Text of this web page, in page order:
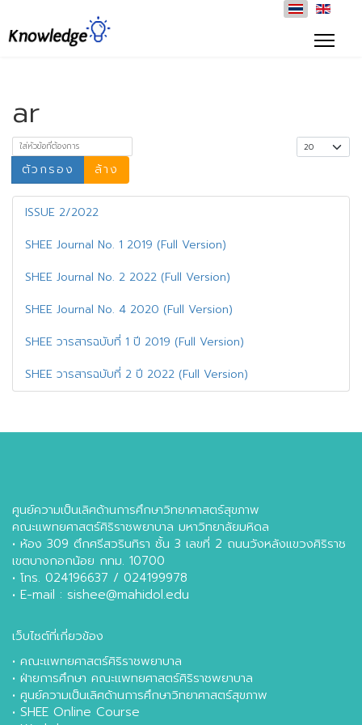
ar
ใส่หัวข้อที่ต้องการ
ตัวกรอง
ล้าง
แสดง #
ISSUE 2/2022
SHEE Journal No. 1 2019 (Full Version)
SHEE Journal No. 2 2022 (Full Version)
SHEE Journal No. 4 2020 (Full Version)
SHEE วารสารฉบับที่ 1 ปี 2019 (Full Version)
SHEE วารสารฉบับที่ 2 ปี 2022 (Full Version)
ศูนย์ความเป็นเลิศด้านการศึกษาวิทยาศาสตร์สุขภาพ
คณะแพทยศาสตร์ศิริราชพยาบาล มหาวิทยาลัยมหิดล
• ห้อง 309 ตึกศรีสวรินทิรา ชั้น 3 เลขที่ 2 ถนนวังหลังแขวงศิริราช
เขตบางกอกน้อย กทม. 10700
• โทร. 024196637 / 024199978
• E-mail : sishee@mahidol.edu
เว็บไซต์ที่เกี่ยวข้อง
• คณะแพทยศาสตร์ศิริราชพยาบาล
• ฝ่ายการศึกษา คณะแพทยศาสตร์ศิริราชพยาบาล
• ศูนย์ความเป็นเลิศด้านการศึกษาวิทยาศาสตร์สุขภาพ
• SHEE Online Course